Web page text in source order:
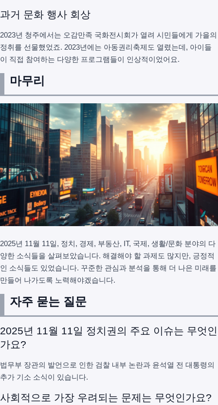
과거 문화 행사 회상
2023년 청주에서는 오감만족 국화전시회가 열려 시민들에게 가을의
정취를 선물했었죠. 2023년에는 아동권리축제도 열렸는데, 아이들
이 직접 참여하는 다양한 프로그램들이 인상적이었어요.
마무리
2025년 11월 11일, 정치, 경제, 부동산, IT, 국제, 생활/문화 분야의 다
양한 소식들을 살펴보았습니다. 해결해야 할 과제도 많지만, 긍정적
인 소식들도 있었습니다. 꾸준한 관심과 분석을 통해 더 나은 미래를
만들어 나가도록 노력해야겠습니다.
자주 묻는 질문
2025년 11월 11일 정치권의 주요 이슈는 무엇인
가요?
법무부 장관의 발언으로 인한 검찰 내부 논란과 윤석열 전 대통령의
추가 기소 소식이 있습니다.
사회적으로 가장 우려되는 문제는 무엇인가요?